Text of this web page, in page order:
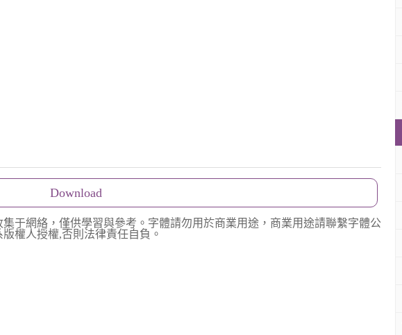
Download
于網絡，僅供學習與參考。字體請勿用於商業用途，商業用途請聯繫字體公
權人授權,否則法律責任自負。